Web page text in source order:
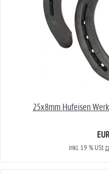
25x8mm Hufeisen
inkl. 19 % USt